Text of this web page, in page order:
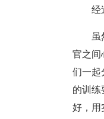
经
虽
官之间
们一起
的训练
好，用